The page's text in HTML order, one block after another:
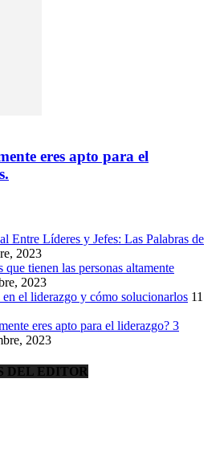
eres apto para el
Entre Líderes y Jefes: Las Palabras de
2023
que tienen las personas altamente
2023
en el liderazgo y cómo solucionarlos 11
eres apto para el liderazgo? 3
2023
DEL EDITOR